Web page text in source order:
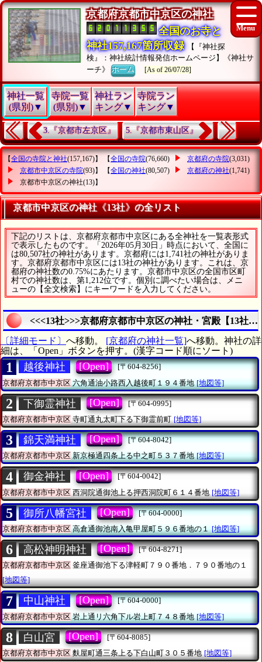
京都府京都市中京区の神社
全国のお寺と
神社157,167箇所収録
【『神社探
検』：神社統計情報発信ホームページ】《神社サ
ーチ》ホーム [As of 26/07/28]
神社一覧
(県別)▼
寺院一覧
(県別)▼
神社ラン
キング▼
寺院ラン
キング▼
3.『京都市左京区』 5.『京都市東山区』
【全国の寺院と神社(157,167)】 【全国の寺院(76,660) 京都府の寺院(3,031)
京都市中京区の寺院(93)】 【全国の神社(80,507) 京都府の神社(1,741)
京都市中京区の神社(13)】
京都市中京区の神社《13社》の全リスト
下記のリストは、京都府京都市中京区にある全神社を一覧表形式
で表示したものです。「2026年05月30日」時点において、全国に
は80,507社の神社があります。京都府には1,741社の神社がありま
す。京都府京都市中京区には13社の神社があります。これは、京
都府の神社数の0.75%にあたります。京都市中京区の全国市区町
村での神社数は、第1,212位です。個別に調べたい場合は、メニ
ューの【全文検索】にキーワードを入力してください。
<<<13社>>>京都府京都市中京区の神社・宮殿【13社】
〔詳細モード〕 へ移動。 [京都府の神社一覧]へ移動。神社の詳
細は、「Open」ボタンを押す。(漢字コード順にソート)
1 越後神社 [Open]
[〒604-8256]
京都府京都市中京区六角通油小路西入越後町１９４番地 [地図等]
2 下御霊神社 [Open]
[〒604-0995]
京都府京都市中京区寺町通丸太町下る下御霊前町 [地図等]
3 錦天満神社 [Open]
[〒604-8042]
京都府京都市中京区新京極通四条上る中之町５３７番地 [地図等]
4 御金神社 [Open]
[〒604-0042]
京都府京都市中京区 西洞院通御池上る押西洞院町６１４番地 [地図等]
5 御所八幡宮社 [Open]
[〒604-0000]
京都府京都市中京区高倉通御池南入亀甲屋町５９６番地の１ [地図等]
6 高松神明神社 [Open]
[〒604-8271]
京都府京都市中京区 釜座通御池下る津軽町７９０番地．７９０番地の１
[地図等]
7 中山神社 [Open]
[〒604-0000]
京都府京都市中京区岩上通リ六角下ル岩上町７４８番地 [地図等]
8 白山宮 [Open]
[〒604-8085]
京都府京都市中京区麩屋町通三条上る下白山町３０５番地 [地図等]